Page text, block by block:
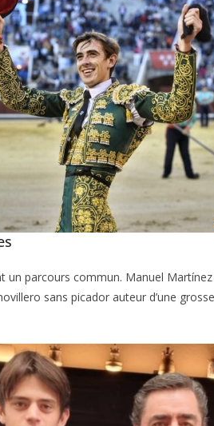
un parcours commun. Manuel
sans picador auteur d’une